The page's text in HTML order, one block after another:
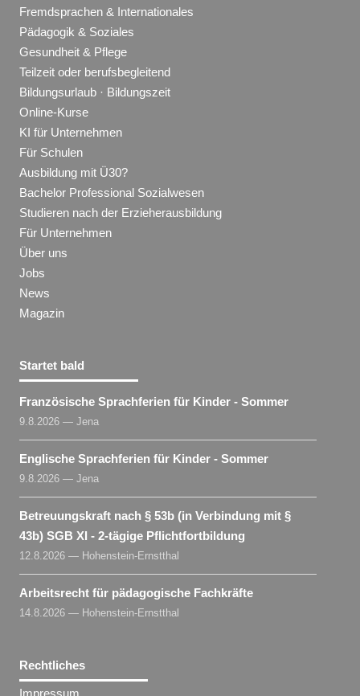
Fremdsprachen & Internationales
Pädagogik & Soziales
Gesundheit & Pflege
Teilzeit oder berufsbegleitend
Bildungsurlaub · Bildungszeit
Online-Kurse
KI für Unternehmen
Für Schulen
Ausbildung mit Ü30?
Bachelor Professional Sozialwesen
Studieren nach der Erzieherausbildung
Für Unternehmen
Über uns
Jobs
News
Magazin
Startet bald
Französische Sprachferien für Kinder - Sommer
9.8.2026 — Jena
Englische Sprachferien für Kinder - Sommer
9.8.2026 — Jena
Betreuungskraft nach § 53b (in Verbindung mit §
43b) SGB XI - 2-tägige Pflichtfortbildung
12.8.2026 — Hohenstein-Ernstthal
Arbeitsrecht für pädagogische Fachkräfte
14.8.2026 — Hohenstein-Ernstthal
Rechtliches
Impressum